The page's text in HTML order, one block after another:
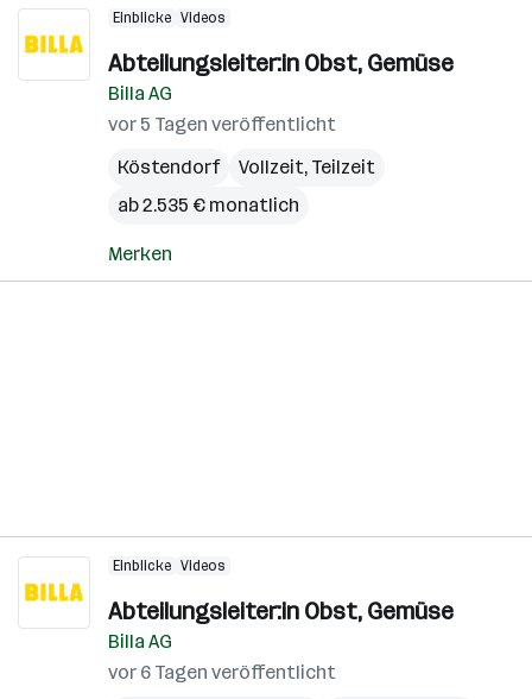
Einblicke Videos
Abteilungsleiter:in Obst, Gemüse
Billa AG
vor 5 Tagen veröffentlicht
Köstendorf
Vollzeit, Teilzeit
ab 2.535 € monatlich
Merken
Einblicke Videos
Abteilungsleiter:in Obst, Gemüse
Billa AG
vor 6 Tagen veröffentlicht